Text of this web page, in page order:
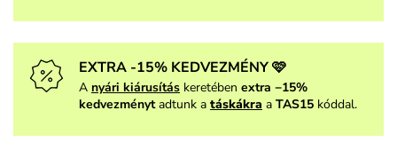
EXTRA -15% KEDVEZMÉNY 🩷
A nyári kiárusítás keretében extra −15%
kedvezménytadtunk a táskákra a TAS15 kóddal.